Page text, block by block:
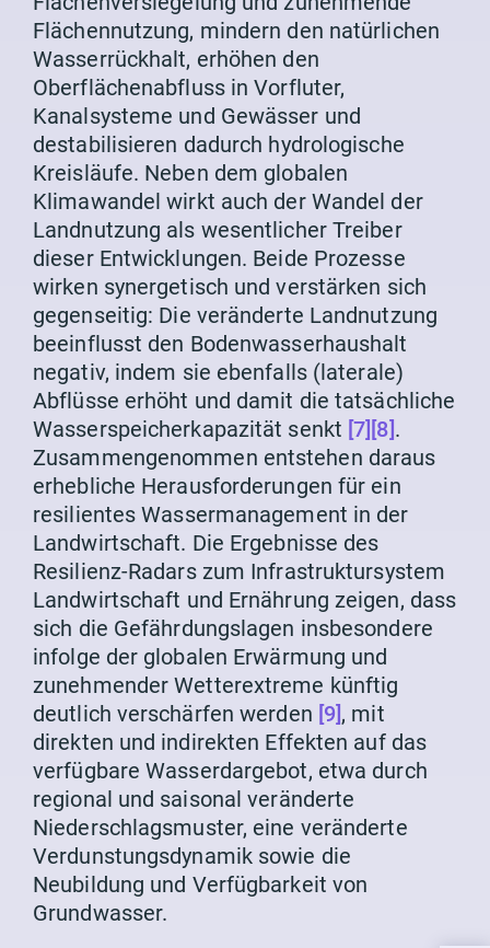
Flächennutzung, mindern den natürlichen
Wasserrückhalt, erhöhen den
Oberflächenabfluss in Vorfluter,
Kanalsysteme und Gewässer und
destabilisieren dadurch hydrologische
Kreisläufe. Neben dem globalen
Klimawandel wirkt auch der Wandel der
Landnutzung als wesentlicher Treiber
dieser Entwicklungen. Beide Prozesse
wirken synergetisch und verstärken sich
gegenseitig: Die veränderte Landnutzung
beeinflusst den Bodenwasserhaushalt
negativ, indem sie ebenfalls (laterale)
Abflüsse erhöht und damit die tatsächliche
Wasserspeicherkapazität senkt [7] [8].
Zusammengenommen entstehen daraus
erhebliche Herausforderungen für ein
resilientes Wassermanagement in der
Landwirtschaft. Die Ergebnisse des
Resilienz-Radars zum Infrastruktursystem
Landwirtschaft und Ernährung zeigen, dass
sich die Gefährdungslagen insbesondere
infolge der globalen Erwärmung und
zunehmender Wetterextreme künftig
deutlich verschärfen werden [9], mit
direkten und indirekten Effekten auf das
verfügbare Wasserdargebot, etwa durch
regional und saisonal veränderte
Niederschlagsmuster, eine veränderte
Verdunstungsdynamik sowie die
Neubildung und Verfügbarkeit von
Grundwasser.